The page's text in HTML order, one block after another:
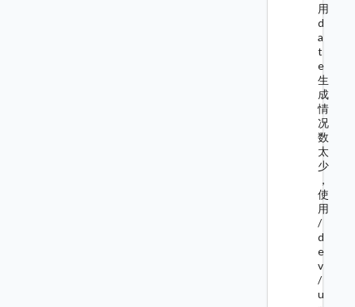
用
d
a
t
e
生
成
情
况
数
太
少
，
使
用
/
d
e
v
/
u